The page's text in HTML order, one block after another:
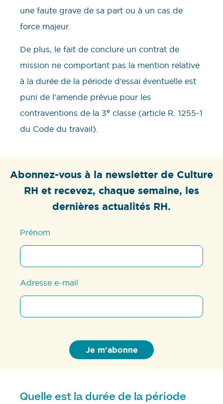
une faute grave de sa part ou à un cas de
force majeur.
De plus, le fait de conclure un contrat de
mission ne comportant pas la mention relative
à la durée de la période d’essai éventuelle est
puni de l’amende prévue pour les
contraventions de la 3e classe (article R. 1255-1
du Code du travail).
Abonnez-vous à la newsletter de Culture
RH et recevez, chaque semaine, les
dernières actualités RH.
Prénom
Adresse e-mail
Quelle est la durée de la période